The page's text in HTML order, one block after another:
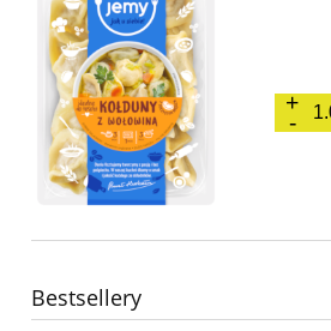
Bestsellery